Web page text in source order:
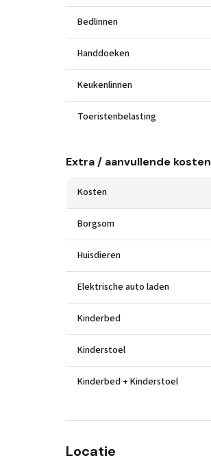
Bedlinnen
Handdoeken
Keukenlinnen
Toeristenbelasting
Extra / aanvullende kosten
Kosten
Borgsom
Huisdieren
Elektrische auto laden
Kinderbed
Kinderstoel
Kinderbed + Kinderstoel
Locatie